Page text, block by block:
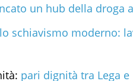
un hub della droga
lo schiavismo moderno:
pari dignità tra Lega e